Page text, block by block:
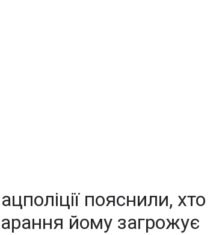
пояснили, хто
йому загрожує